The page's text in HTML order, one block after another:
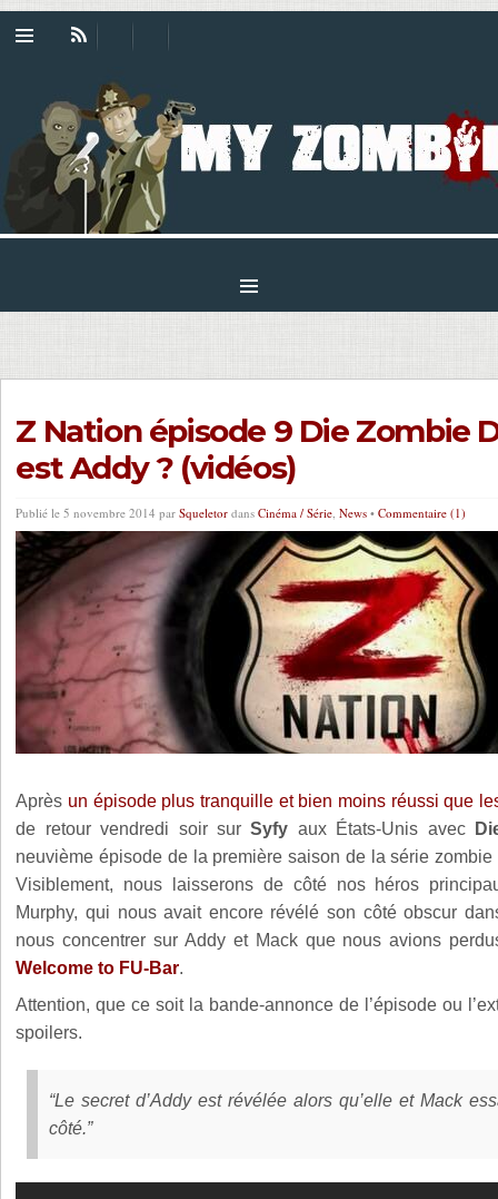
Z Nation épisode 9 Die Zombie
est Addy ? (vidéos)
Publié le 5 novembre 2014 parSqueletor dansCinéma / Série,News •Commentaire (1)
Après un épisode plus tranquille et bien moins réussi que
de retour vendredi soir surSyfy aux États-Unis avec
neuvième épisode de la première saison de la série
Visiblement, nous laisserons de côté nos héros
Murphy, qui nous avait encore révélé son côté obscur
nous concentrer sur Addy et Mack que nous avions
Welcome to FU-Bar.
Attention, que ce soit la bande-annonce de l’épisode ou
spoilers.
“Le secret d’Addy est révélée alors qu’elle et Mack
côté.”